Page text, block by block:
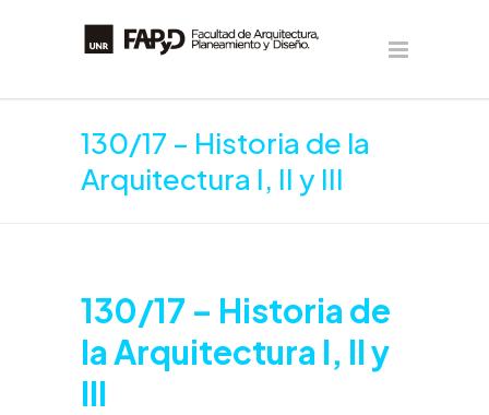
130/17 – Historia de la
Arquitectura I, II y III
130/17 – Historia de
la Arquitectura I, II y
III